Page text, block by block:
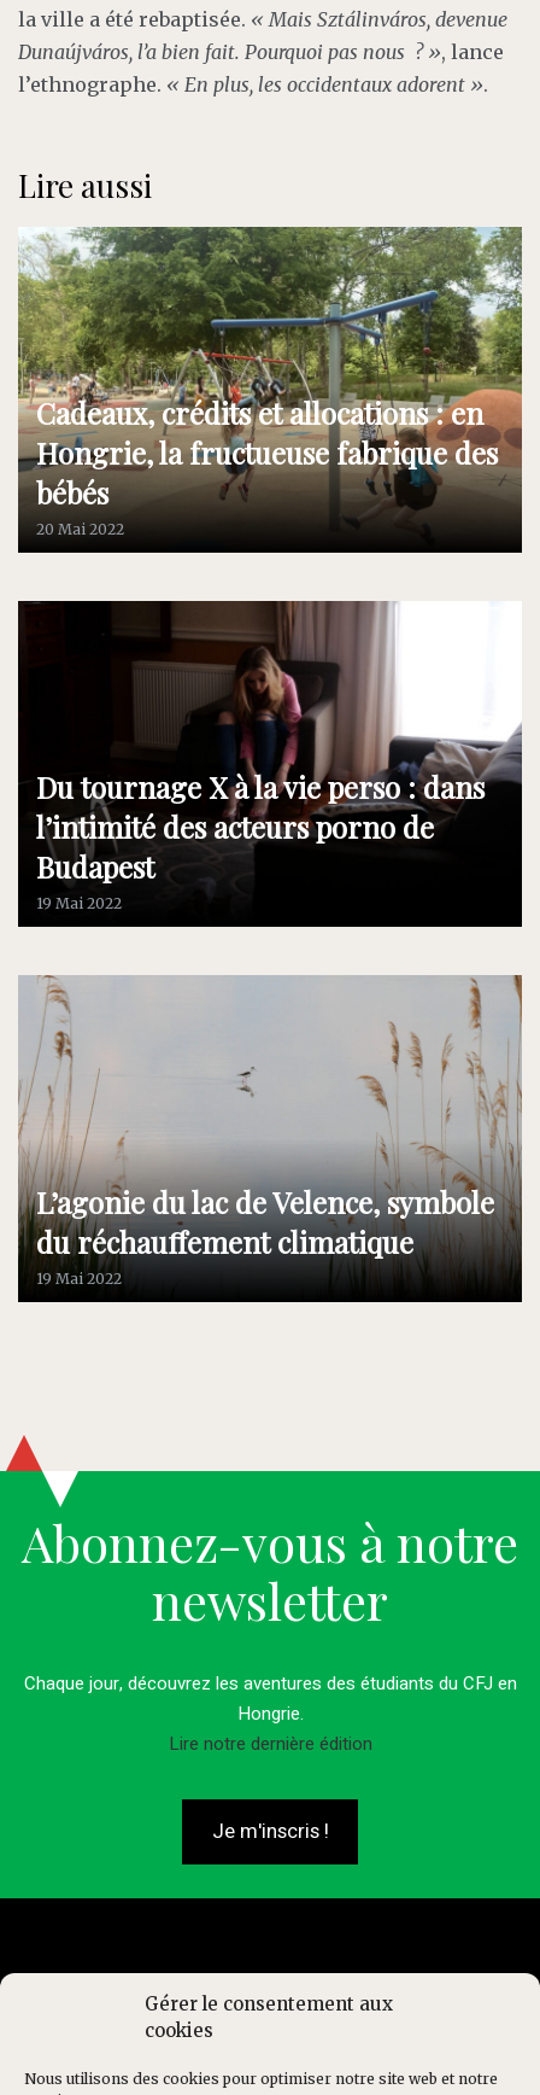
Gérer le consentement aux
cookies
Nous utilisons des cookies pour optimiser notre site web et notre
la ville a été rebaptisée. « Mais Sztálinváros, devenue
Dunaújváros, l’a bien fait. Pourquoi pas nous ? », lance
l’ethnographe. « En plus, les occidentaux adorent ».
Lire aussi
Cadeaux, crédits et allocations : en
Hongrie, la fructueuse fabrique des
bébés
20 Mai 2022
Du tournage X à la vie perso : dans
l’intimité des acteurs porno de
Budapest
19 Mai 2022
L’agonie du lac de Velence, symbole
du réchauffement climatique
19 Mai 2022
Abonnez-vous à notre
newsletter
Chaque jour, découvrez les aventures des étudiants du CFJ en
Hongrie.
Lire notre dernière édition
Je m'inscris !